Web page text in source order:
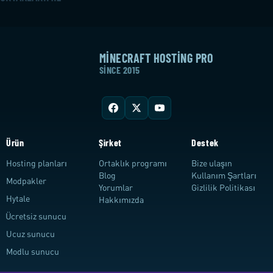
MINECRAFT HOSTING PRO
SINCE 2015
Ürün
Hosting planları
Modpakler
Hytale
Ücretsiz sunucu
Ucuz sunucu
Modlu sunucu
Şirket
Ortaklık programı
Blog
Yorumlar
Hakkımızda
Destek
Bize ulaşın
Kullanım Şartları
Gizlilik Politikası